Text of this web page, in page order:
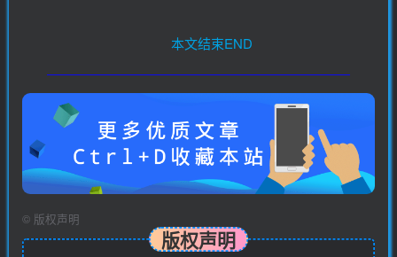
本文结束END
© 版权声明
版权声明